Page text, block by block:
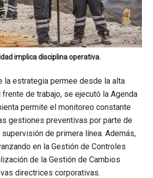
implica disciplina operativa.
la estrategia permee desde la alta
de trabajo, se ejecutó la Agenda
permite el monitoreo constante
gestiones preventivas por parte de
de primera línea. Además,
en la Gestión de Controles
de la Gestión de Cambios
directrices corporativas.